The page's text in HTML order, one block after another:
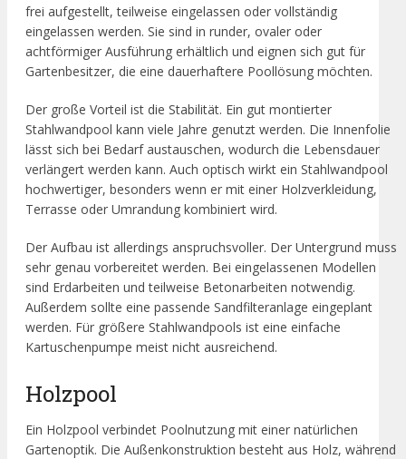
frei aufgestellt, teilweise eingelassen oder vollständig
eingelassen werden. Sie sind in runder, ovaler oder
achtförmiger Ausführung erhältlich und eignen sich gut für
Gartenbesitzer, die eine dauerhaftere Poollösung möchten.
Der große Vorteil ist die Stabilität. Ein gut montierter
Stahlwandpool kann viele Jahre genutzt werden. Die Innenfolie
lässt sich bei Bedarf austauschen, wodurch die Lebensdauer
verlängert werden kann. Auch optisch wirkt ein Stahlwandpool
hochwertiger, besonders wenn er mit einer Holzverkleidung,
Terrasse oder Umrandung kombiniert wird.
Der Aufbau ist allerdings anspruchsvoller. Der Untergrund muss
sehr genau vorbereitet werden. Bei eingelassenen Modellen
sind Erdarbeiten und teilweise Betonarbeiten notwendig.
Außerdem sollte eine passende Sandfilteranlage eingeplant
werden. Für größere Stahlwandpools ist eine einfache
Kartuschenpumpe meist nicht ausreichend.
Holzpool
Ein Holzpool verbindet Poolnutzung mit einer natürlichen
Gartenoptik. Die Außenkonstruktion besteht aus Holz, während